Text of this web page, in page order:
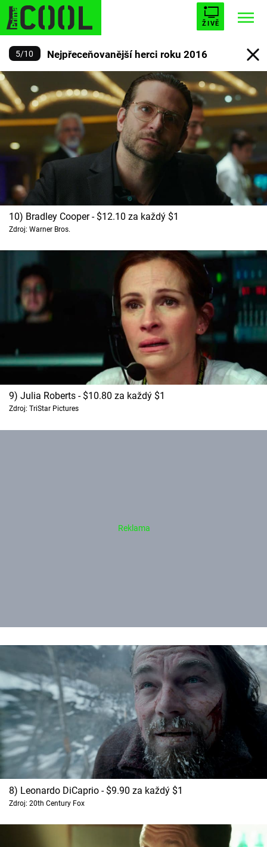
ŽIVĚ
Trendy: STARHOUSE BUFFY, PŘEMOŽITELKA UPÍRŮ
PLNEJ KOTEL AVENGERS 5
Témata
Filmy
Seriály
Hry
Cool Esport
Pořady
Sledujte prima+
Přihlášení
5/10 Nejpřeceňovanější herci roku 2016
10) Bradley Cooper - $12.10 za každý $1
Zdroj: Warner Bros.
9) Julia Roberts - $10.80 za každý $1
Zdroj: TriStar Pictures
8) Leonardo DiCaprio - $9.90 za každý $1
Zdroj: 20th Century Fox